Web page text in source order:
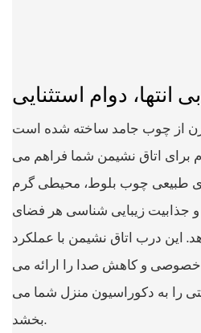
انتها، دوام استثنایی
از چوب جامد ساخته شده است
برای اتاق نشیمن شما فراهم می
طبیعی چوب بلوط، محیطی گرم
و جذابیت زیبایی شناسی هر فضای
این درب اتاق نشیمن با عملکرد
و کاهش صدا را ارائه می
را به دکوراسیون منزل شما می
بخشد.